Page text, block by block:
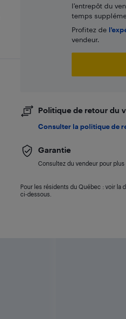
l’entrepôt du
temps
Profitez de
vendeur.
Politique de retour du
Consulter la politique de
Garantie
Consultez du vendeur pour plus
Pour les résidents du Québec : voir la
ci-dessous.